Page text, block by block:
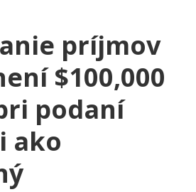
príjmov
$100,000
podaní
ako